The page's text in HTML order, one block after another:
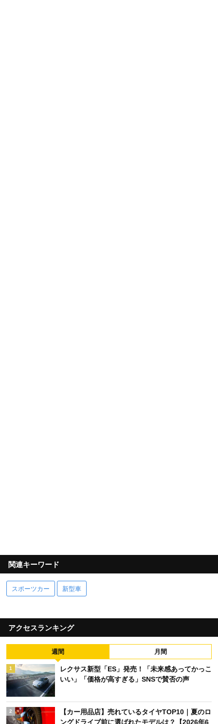
関連キーワード
スポーツカー 新型車
アクセスランキング
週間 月間
1
レクサス新型「ES」発売！「未来感あってかっこ
いい」「価格が高すぎる」SNSで賛否の声
2
【カー用品店】売れているタイヤTOP10｜夏のロ
ングドライブ前に選ばれたモデルは？【2026年6